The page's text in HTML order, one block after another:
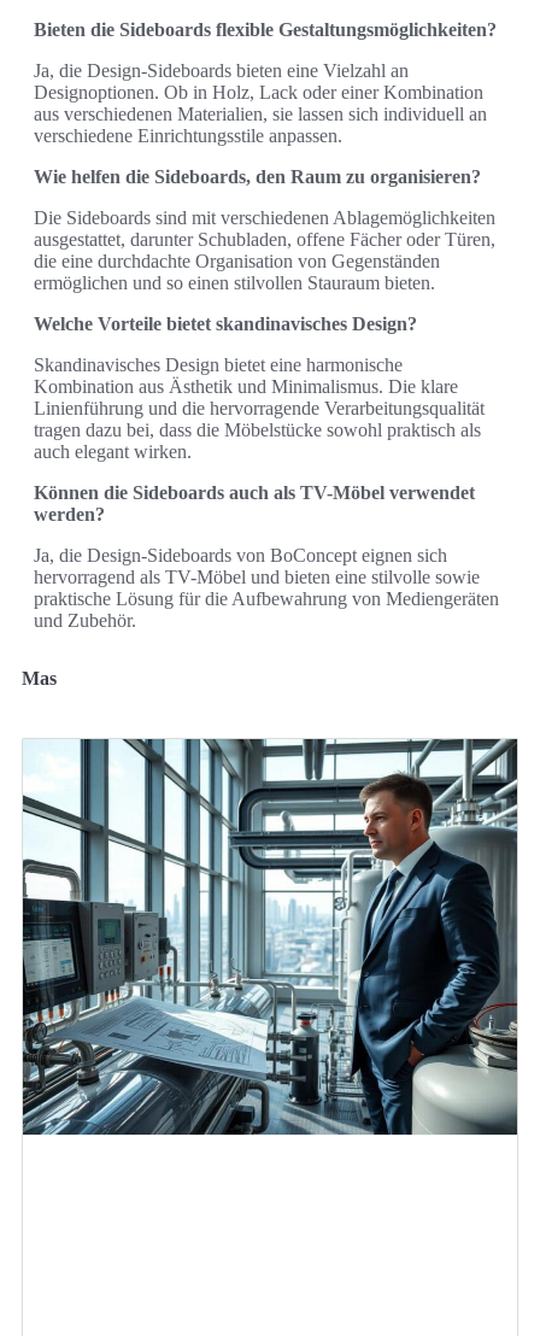
Bieten die Sideboards flexible Gestaltungsmöglichkeiten?
Ja, die Design-Sideboards bieten eine Vielzahl an
Designoptionen. Ob in Holz, Lack oder einer Kombination
aus verschiedenen Materialien, sie lassen sich individuell an
verschiedene Einrichtungsstile anpassen.
Wie helfen die Sideboards, den Raum zu organisieren?
Die Sideboards sind mit verschiedenen Ablagemöglichkeiten
ausgestattet, darunter Schubladen, offene Fächer oder Türen,
die eine durchdachte Organisation von Gegenständen
ermöglichen und so einen stilvollen Stauraum bieten.
Welche Vorteile bietet skandinavisches Design?
Skandinavisches Design bietet eine harmonische
Kombination aus Ästhetik und Minimalismus. Die klare
Linienführung und die hervorragende Verarbeitungsqualität
tragen dazu bei, dass die Möbelstücke sowohl praktisch als
auch elegant wirken.
Können die Sideboards auch als TV-Möbel verwendet
werden?
Ja, die Design-Sideboards von BoConcept eignen sich
hervorragend als TV-Möbel und bieten eine stilvolle sowie
praktische Lösung für die Aufbewahrung von Mediengeräten
und Zubehör.
Mas